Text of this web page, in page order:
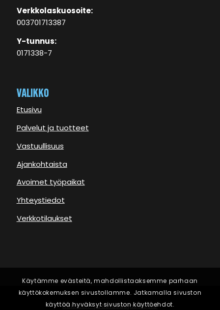
Verkkolaskuosoite:
003701713387
Y-tunnus:
0171338-7
VALIKKO
Etusivu
Palvelut ja tuotteet
Vastuullisuus
Ajankohtaista
Avoimet työpaikat
Yhteystiedot
Verkkotilaukset
Rekisteri- ja tietosuojaseloste
Käytämme evästeitä, mahdollistaaksemme parhaan
käyttökokemuksen sivustollamme. Jatkamalla sivuston
käyttöä hyväksyt sivuston käyttöehdot.